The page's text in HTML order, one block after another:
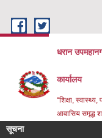
धरान
कार्यालय
“शिक्षा,
आवासिय समृद्ध
सूचना